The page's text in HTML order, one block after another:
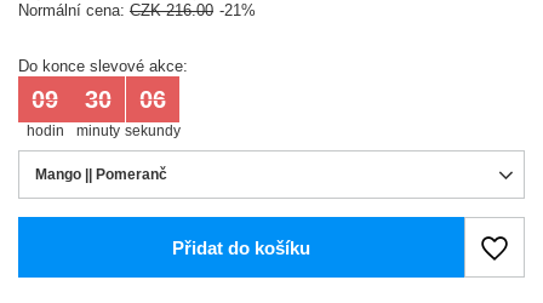
Mango || Pomeranč
Normální cena: CZK 216.00 -21%
Do konce slevové akce:
09
hodin
30
minuty
06
sekundy
Přidat do košíku